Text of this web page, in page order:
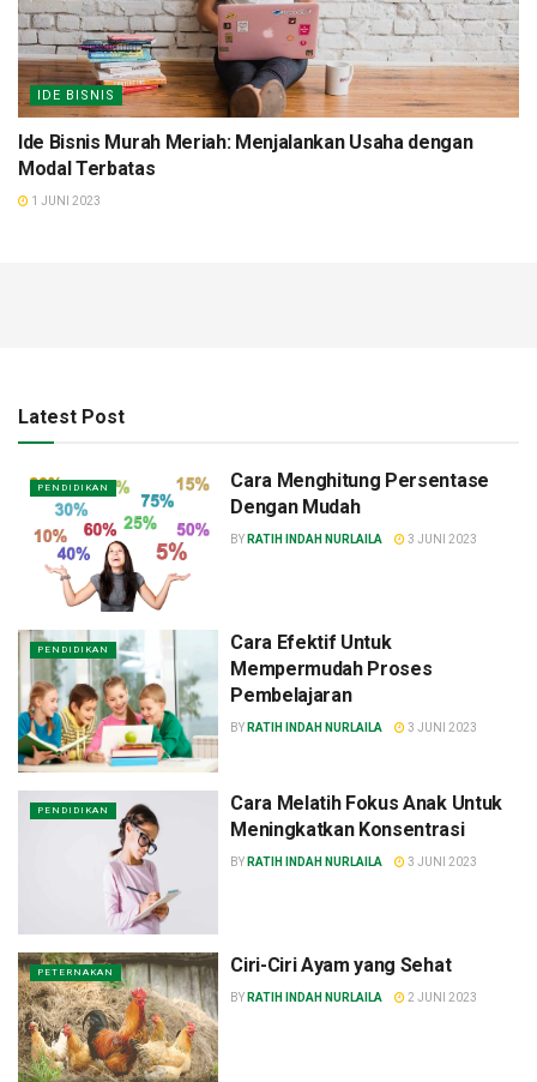
IDE BISNIS
Ide Bisnis Murah Meriah: Menjalankan Usaha dengan
Modal Terbatas
1 JUNI 2023
Latest Post
PENDIDIKAN
Cara Menghitung Persentase
Dengan Mudah
BY RATIH INDAH NURLAILA 3 JUNI 2023
PENDIDIKAN
Cara Efektif Untuk
Mempermudah Proses
Pembelajaran
BY RATIH INDAH NURLAILA 3 JUNI 2023
PENDIDIKAN
Cara Melatih Fokus Anak Untuk
Meningkatkan Konsentrasi
BY RATIH INDAH NURLAILA 3 JUNI 2023
PETERNAKAN Ciri-Ciri Ayam yang Sehat
BY RATIH INDAH NURLAILA 2 JUNI 2023